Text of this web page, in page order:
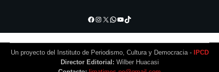
Facebook
Instagram
X WhatsApp
YouTube
TikTok
Un proyecto del Instituto de Periodismo, Cultura y Democracia -
IPCD
Director Editorial: Wilber Huacasi